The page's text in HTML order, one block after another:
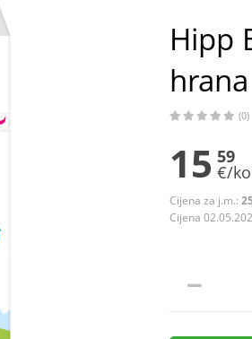
Hipp
(0)
15 59
€/
Cijena za j.m.:
Cijena